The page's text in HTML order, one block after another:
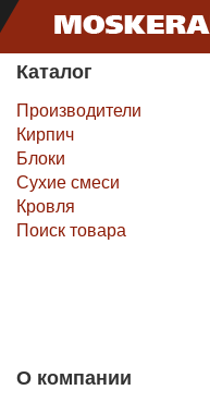
Компания имеет 15
Суммарная мощность
кв.м в год (на основе
отличаются высоким
Группа производит свою
технологий,
исключительное внимание
этом высокое качество.
Производственные
есть наибольший спрос
оптимизировать
промышленного
фабрики и стандартной
Каталог
Производители
Кирпич
Блоки
Сухие смеси
Кровля
Поиск товара
О компании